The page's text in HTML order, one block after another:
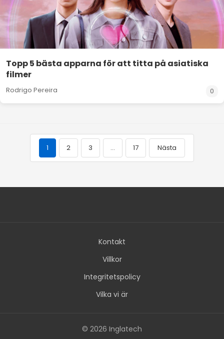
Topp 5 bästa apparna för att titta på asiatiska
filmer
Rodrigo Pereira 0
1 2 3 … 17 Nästa
Kontakt
Villkor
Integritetspolicy
Vilka vi är
© 2026 Inglatech